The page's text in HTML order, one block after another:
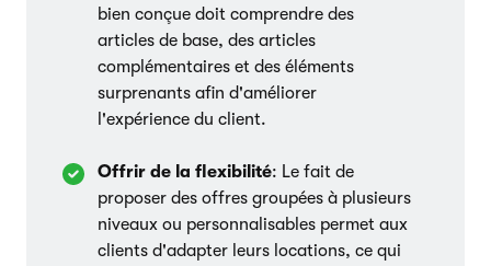
bien conçue doit comprendre des
articles de base, des articles
complémentaires et des éléments
surprenants afin d'améliorer
l'expérience du client.
Offrir de la flexibilité: Le fait de
proposer des offres groupées à plusieurs
niveaux ou personnalisables permet aux
clients d'adapter leurs locations, ce qui